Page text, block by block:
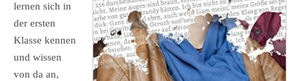
lernen sich in
der ersten
Klasse kennen
und wissen
von da an,